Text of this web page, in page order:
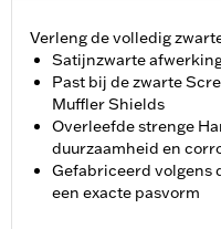
Verleng de volledig
Satijnzwarte
Past bij de zwarte
Muffler Shields
Overleefde strenge
duurzaamheid en
Gefabriceerd volgens
een exacte pasvorm